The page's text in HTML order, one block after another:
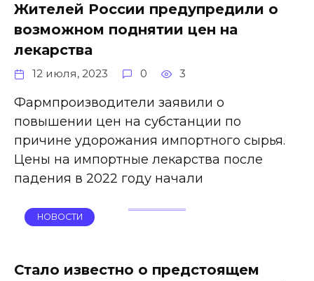
Жителей России предупредили о
возможном поднятии цен на
лекарства
12 июля, 2023 0 3
Фармпроизводители заявили о
повышении цен на субстанции по
причине удорожания импортного сырья.
Цены на импортные лекарства после
падения в 2022 году начали
НОВОСТИ
Стало известно о предстоящем